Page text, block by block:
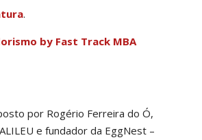
.
by Fast Track MBA
por Rogério Ferreira do Ó,
e fundador da EggNest –